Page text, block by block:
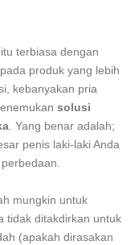
terbiasa dengan
produk yang lebih
kebanyakan pria
solusi
. Yang benar adalah;
penis laki-laki Anda
mungkin untuk
tidak ditakdirkan untuk
(apakah dirasakan